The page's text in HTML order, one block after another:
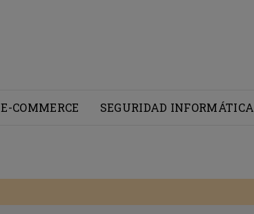
E-COMMERCE SEGURIDAD INFORMÁTICA